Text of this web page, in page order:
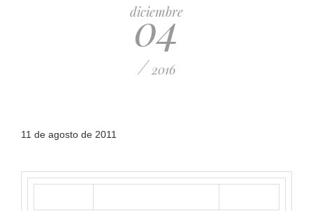
diciembre
04
/ 2016
11 de agosto de 2011